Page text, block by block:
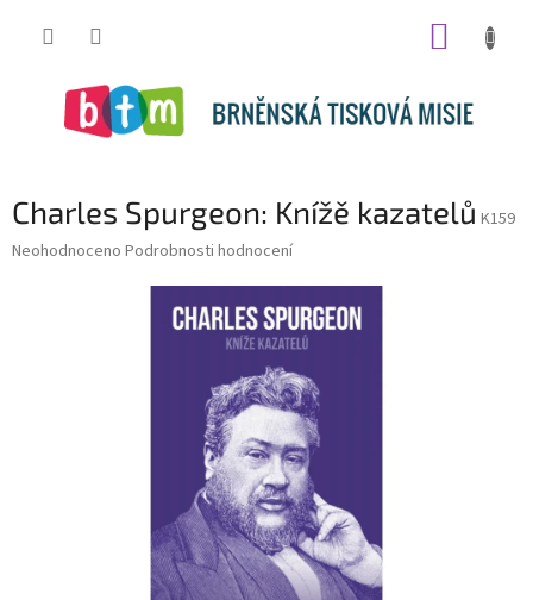
Charles Spurgeon: Knížě kazatelů K159
Průměrné
Neohodnoceno Podrobnosti hodnocení